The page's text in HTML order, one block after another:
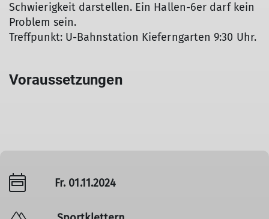
Schwierigkeit darstellen. Ein Hallen-6er darf kein
Problem sein.
Treffpunkt: U-Bahnstation Kieferngarten 9:30 Uhr.
Voraussetzungen
Fr. 01.11.2024